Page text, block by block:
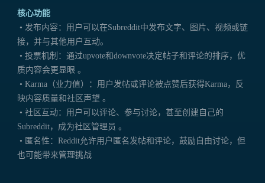
核心功能
• 发布内容：用户可以在Subreddit中发布文字、图片、视频或链
接，并与其他用户互动。
• 投票机制：通过upvote和downvote决定帖子和评论的排序，优
质内容会更显眼 。
• Karma（业力值）：用户发帖或评论被点赞后获得Karma，反
映内容质量和社区声望 。
• 社区互动：用户可以评论、参与讨论，甚至创建自己的
Subreddit，成为社区管理员 。
• 匿名性：Reddit允许用户匿名发帖和评论，鼓励自由讨论，但
也可能带来管理挑战